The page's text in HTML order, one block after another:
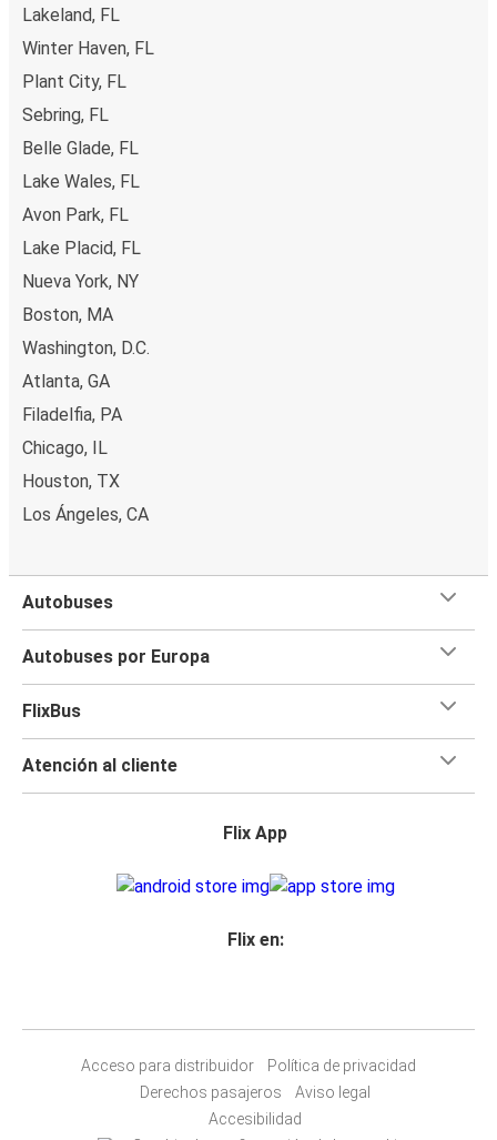
Lakeland, FL
Winter Haven, FL
Plant City, FL
Sebring, FL
Belle Glade, FL
Lake Wales, FL
Avon Park, FL
Lake Placid, FL
Nueva York, NY
Boston, MA
Washington, D.C.
Atlanta, GA
Filadelfia, PA
Chicago, IL
Houston, TX
Los Ángeles, CA
Autobuses
Autobuses por Europa
FlixBus
Atención al cliente
Flix App
Flix en:
Acceso para distribuidor
Política de privacidad
Derechos pasajeros
Aviso legal
Accesibilidad